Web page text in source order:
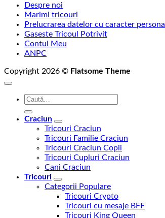
Despre noi
Marimi tricouri
Prelucrarea datelor cu caracter personal
Gaseste Tricoul Potrivit
Contul Meu
ANPC
Copyright 2026 © Flatsome Theme
Caută
Craciun
Tricouri Craciun
Tricouri Familie Craciun
Tricouri Craciun Copii
Tricouri Cupluri Craciun
Cani Craciun
Tricouri
Categorii Populare
Tricouri Crypto
Tricouri cu mesaje BFF
Tricouri King Queen